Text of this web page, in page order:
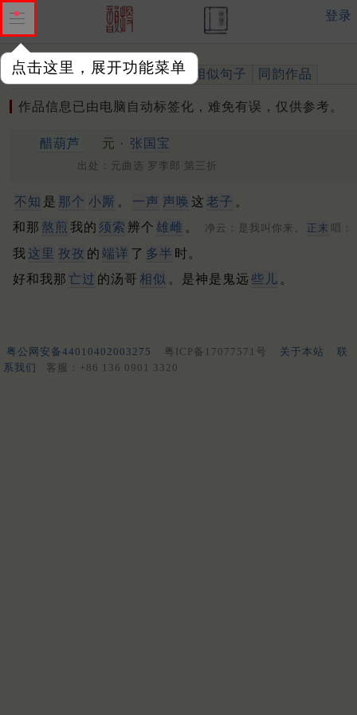
点击这里，展开功能菜单
登录
作品 标注四声 出处、引用 相似句子 同韵作品
作品信息已由电脑自动标签化，难免有误，仅供参考。
醋葫芦 元 · 张国宝
出处：元曲选 罗李郎 第三折
不知 是 那个 小厮 。 一声 声唤 这 老子 。
和那 熬煎 我的 须索 辨个 雄雌 。 净云：是我叫你来。 正末 唱：
我 这里 孜孜 的 端详 了 多半 时。
好和我那 亡过 的汤哥 相似 。是神是鬼远 些儿 。
粤公网安备44010402003275 粤ICP备17077571号 关于本站
联
系我们
客服：+86 136 0901 3320